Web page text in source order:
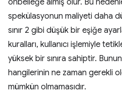
önbelleğe almış olur. Bu
spekülasyonun maliyeti daha
sınır 2 gibi düşük bir eşiğe
kuralları, kullanıcı işlemiyle
yüksek bir sınıra sahiptir.
hangilerinin ne zaman gerekli
mümkün olmamasıdır.